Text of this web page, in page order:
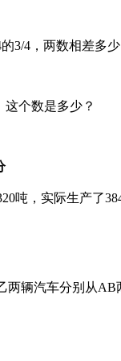
3/4 ， 两数相差多少
这个数是多少？
吨，实际生产了
两辆汽车分别从